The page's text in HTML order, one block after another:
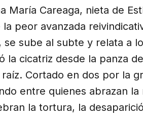
María Careaga, nieta de
peor avanzada
sube al subte y relata a
la cicatriz desde la panza
Cortado en dos por la
entre quienes abrazan la
la tortura, la